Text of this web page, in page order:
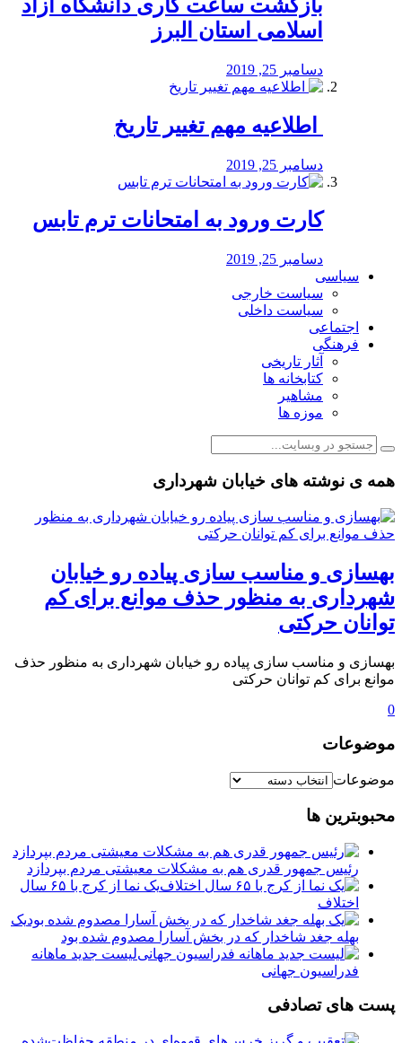
بازگشت ساعت کاری دانشگاه آزاد
اسلامی استان البرز
دسامبر 25, 2019
️ اطلاعیه مهم تغییر تاریخ
دسامبر 25, 2019
کارت ورود به امتحانات ترم تابس
دسامبر 25, 2019
سیاسی
سیاست خارجی
سیاست داخلی
اجتماعی
فرهنگی
آثار تاریخی
کتابخانه ها
مشاهیر
موزه ها
همه ی نوشته های خیابان شهرداری
بهسازی و مناسب سازی پیاده رو خیابان
شهرداری به منظور حذف موانع برای کم
توانان حرکتی
بهسازی و مناسب سازی پیاده رو خیابان شهرداری به منظور حذف
موانع برای کم توانان حرکتی
0
موضوعات
موضوعات
محبوبترین ها
رئیس جمهور قدری هم به مشکلات معیشتی مردم بپردازد
یک نما از کرج با ۶۵ سال
اختلاف
یک
بهله جغد شاخدار که در بخش آسارا مصدوم شده بود
لیست جدید ماهانه
فدراسیون جهانی
پست های تصادفی